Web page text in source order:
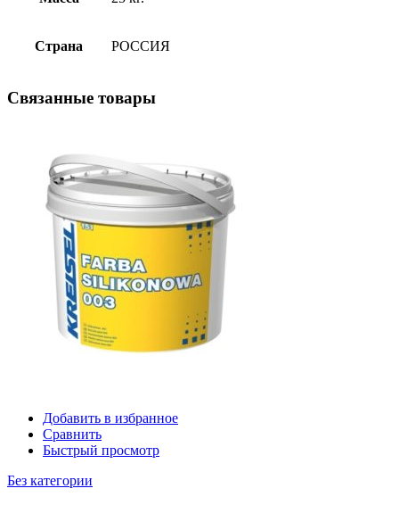
Страна РОССИЯ
Связанные товары
Добавить в избранное
Сравнить
Быстрый просмотр
Без категории